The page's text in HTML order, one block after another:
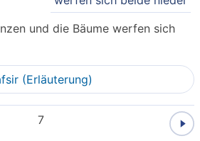
und die Bäume werfen sich
(Erläuterung)
7